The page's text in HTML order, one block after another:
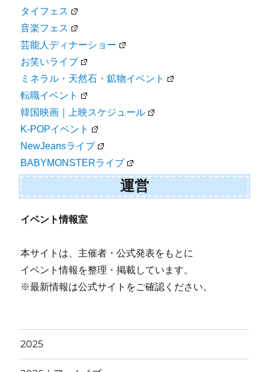
タイフェス
音楽フェス
芸能人ディナーショー
お笑いライブ
ミネラル・天然石・鉱物イベント
転職イベント
韓国映画｜上映スケジュール
K-POPイベント
NewJeansライブ
BABYMONSTERライブ
運営
イベント情報室
本サイトは、主催者・公式発表をもとに
イベント情報を整理・掲載しています。
※最新情報は公式サイトをご確認ください。
2025